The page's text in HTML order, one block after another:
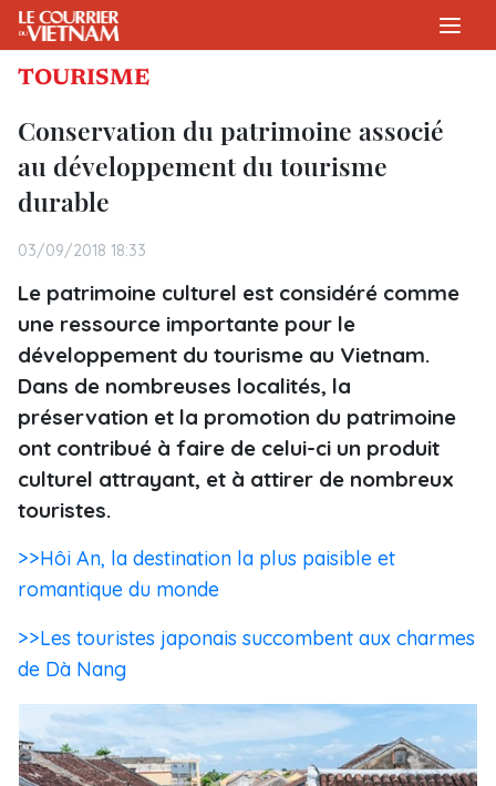
TOURISME
Conservation du patrimoine associé
au développement du tourisme
durable
03/09/2018 18:33
Le patrimoine culturel est considéré comme
une ressource importante pour le
développement du tourisme au Vietnam.
Dans de nombreuses localités, la
préservation et la promotion du patrimoine
ont contribué à faire de celui-ci un produit
culturel attrayant, et à attirer de nombreux
touristes.
>>Hôi An, la destination la plus paisible et
romantique du monde
>>Les touristes japonais succombent aux charmes
de Dà Nang